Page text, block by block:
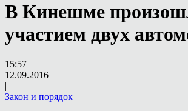
В Кинешме
участием двух
15:57
12.09.2016
|
Закон и порядок